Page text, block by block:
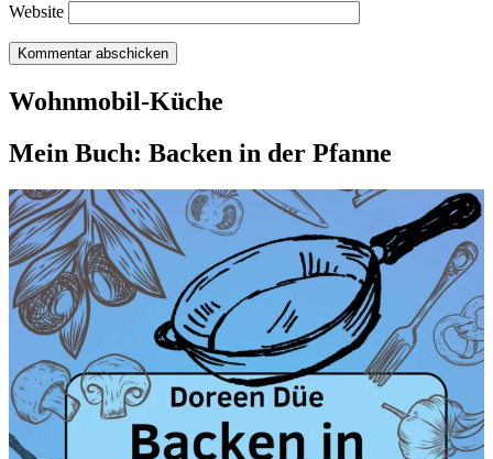
Website
Wohnmobil-Küche
Mein Buch: Backen in der Pfanne